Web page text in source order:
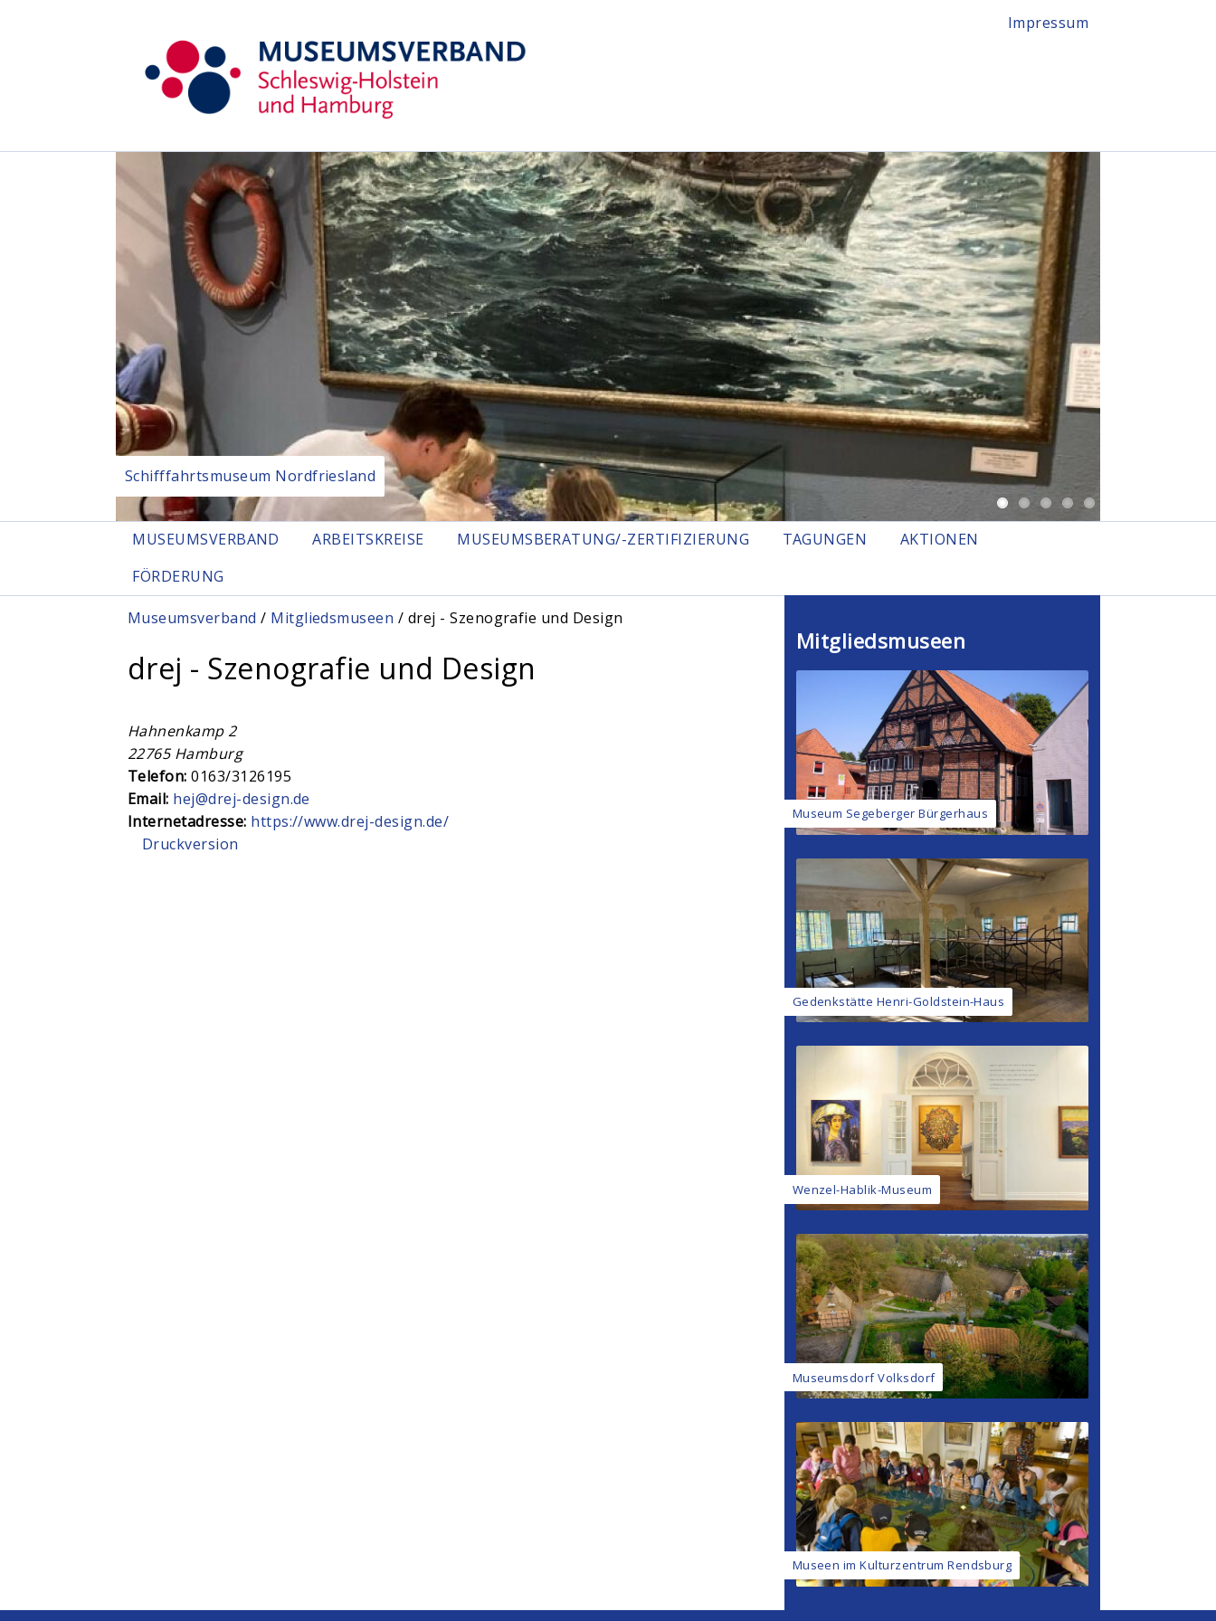
Impressum
Schifffahrtsmuseum Nordfriesland
MUSEUMSVERBAND ARBEITSKREISE MUSEUMSBERATUNG/-ZERTIFIZIERUNG TAGUNGEN
AKTIONEN
FÖRDERUNG
Sie sind hier
Museumsverband / Mitgliedsmuseen / drej - Szenografie und Design
drej - Szenografie und Design
Hahnenkamp 2
22765 Hamburg
Telefon:0163/3126195
Email: hej@drej-design.de
Internetadresse: https://www.drej-design.de/
Druckversion
Mitgliedsmuseen
Museum Segeberger Bürgerhaus
Gedenkstätte Henri-Goldstein-Haus
Wenzel-Hablik-Museum
Museumsdorf Volksdorf
Museen im Kulturzentrum Rendsburg